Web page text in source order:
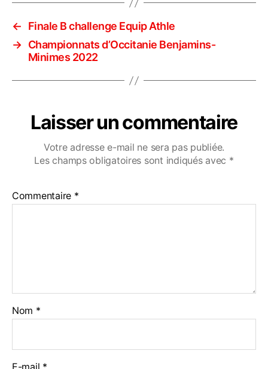
←
Finale B challenge Equip Athle
→ Championnats d’Occitanie Benjamins-
Minimes 2022
Laisser un commentaire
Votre adresse e-mail ne sera pas publiée.
Les champs obligatoires sont indiqués avec *
Commentaire *
Nom *
E-mail *